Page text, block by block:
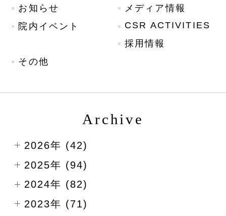
お知らせ
メディア情報
院内イベント
CSR ACTIVITIES
採用情報
その他
Archive
2026年 (42)
2025年 (94)
2024年 (82)
2023年 (71)